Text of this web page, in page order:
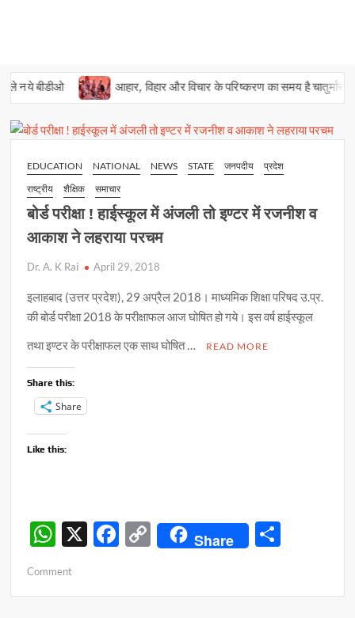
आहार, विहार और विचार के परिष्करण का समय है चातुर्मास : स्वामी
EDUCATION NATIONAL NEWS STATE जनपदीय
प्रदेश
राष्ट्रीय
शैक्षिक समाचार
बोर्ड परीक्षा ! हाईस्कूल में अंजली तो इण्टर में रजनीश व
आकाश ने लहराया परचम
Dr. A. K Rai April 29, 2018
इलाहबाद (उत्तर प्रदेश), 29 अप्रैल 2018। माध्यमिक शिक्षा परिषद उ.प्र.
की बोर्ड परीक्षा 2018 के परीक्षाफल आज घोषित हो गये। इस वर्ष हाईस्कूल
तथा इण्टर के परीक्षाफल एक साथ घोषित …
READ MORE
Share this:
Share
Like this:
W
at
X
F
C
o
Share
Commenton